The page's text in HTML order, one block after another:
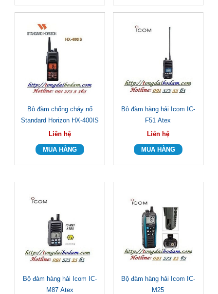
Bộ đàm chống cháy nổ
Standard Horizon HX-400IS
Liên hệ
Bộ đàm hàng hải Icom IC-
F51 Atex
Liên hệ
Bộ đàm hàng hải Icom IC-
M87 Atex
Bộ đàm hàng hải Icom IC-
M25